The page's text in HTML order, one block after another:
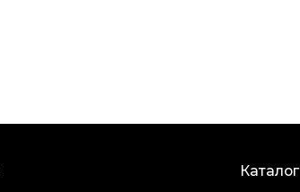
Каталог